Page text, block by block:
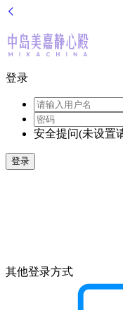
登录
安全提问(未设置
登录
其他登录方式